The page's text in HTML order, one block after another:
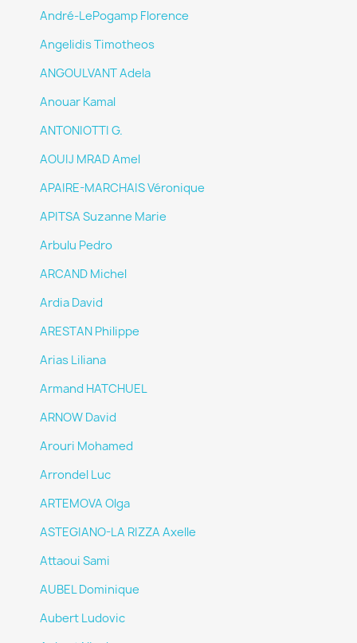
André-LePogamp Florence
Angelidis Timotheos
ANGOULVANT Adela
Anouar Kamal
ANTONIOTTI G.
AOUIJ MRAD Amel
APAIRE-MARCHAIS Véronique
APITSA Suzanne Marie
Arbulu Pedro
ARCAND Michel
Ardia David
ARESTAN Philippe
Arias Liliana
Armand HATCHUEL
ARNOW David
Arouri Mohamed
Arrondel Luc
ARTEMOVA Olga
ASTEGIANO-LA RIZZA Axelle
Attaoui Sami
AUBEL Dominique
Aubert Ludovic